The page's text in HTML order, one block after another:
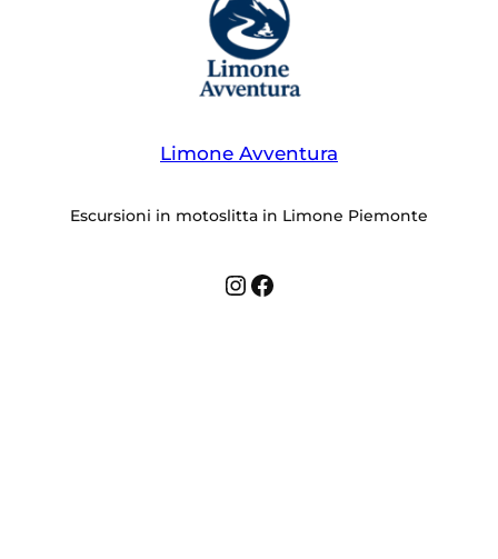
Limone Avventura
Escursioni in motoslitta in Limone Piemonte
InstagramFacebook